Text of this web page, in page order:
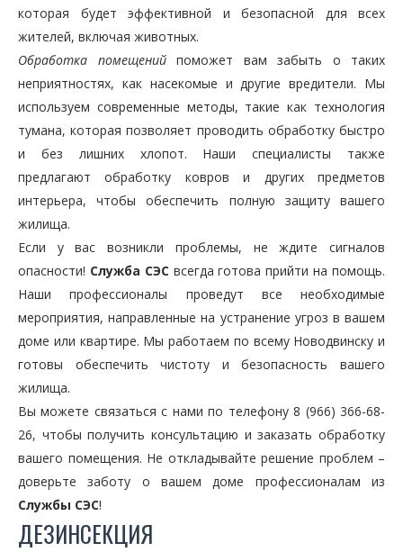
которая будет эффективной и безопасной для всех
жителей, включая животных.
Обработка помещенийпоможет вам забыть о таких
неприятностях, как насекомые и другие вредители. Мы
используем современные методы, такие как технология
тумана, которая позволяет проводить обработку быстро
и без лишних хлопот. Наши специалисты также
предлагают обработку ковров и других предметов
интерьера, чтобы обеспечить полную защиту вашего
жилища.
Если у вас возникли проблемы, не ждите сигналов
опасности! Служба СЭСвсегда готова прийти на помощь.
Наши профессионалы проведут все необходимые
мероприятия, направленные на устранение угроз в вашем
доме или квартире. Мы работаем по всему Новодвинску и
готовы обеспечить чистоту и безопасность вашего
жилища.
Вы можете связаться с нами по телефону 8 (966) 366-68-
26, чтобы получить консультацию и заказать обработку
вашего помещения. Не откладывайте решение проблем –
доверьте заботу о вашем доме профессионалам из
Службы СЭС!
ДЕЗИНСЕКЦИЯ